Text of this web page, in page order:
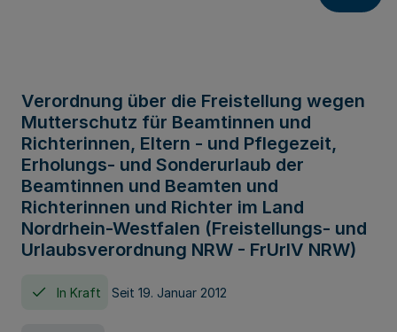
Verordnung über die Freistellung wegen
Mutterschutz für Beamtinnen und
Richterinnen, Eltern - und Pflegezeit,
Erholungs- und Sonderurlaub der
Beamtinnen und Beamten und
Richterinnen und Richter im Land
Nordrhein-Westfalen (Freistellungs- und
Urlaubsverordnung NRW - FrUrlV NRW)
In Kraft Seit 19. Januar 2012